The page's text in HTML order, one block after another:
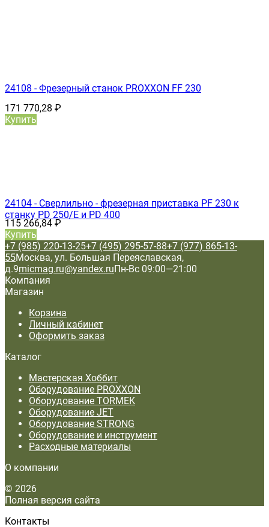
24108 - Фрезерный станок PROXXON FF 230
171 770,28 ₽
Купить
24104 - Сверлильно - фрезерная приставка PF 230 к
станку PD 250/E и PD 400
115 266,84₽
Купить
+7 (985) 220-13-25+7 (495) 295-57-88+7 (977) 865-13-
55Москва, ул. Большая Переяславская,
д.9micmag.ru@yandex.ruПн-Вс 09:00—21:00
Компания
Магазин
Корзина
Личный кабинет
Оформить заказ
Каталог
Мастерская Хоббит
Оборудование PROXXON
Оборудование TORMEK
Оборудование JET
Оборудование STRONG
Оборудование и инструмент
Расходные материалы
О компании
© 2026
Полная версия сайта
Контакты